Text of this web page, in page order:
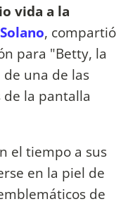
vida a la
, compartió
para "Betty, la
una de las
la pantalla
el tiempo a sus
en la piel de
de